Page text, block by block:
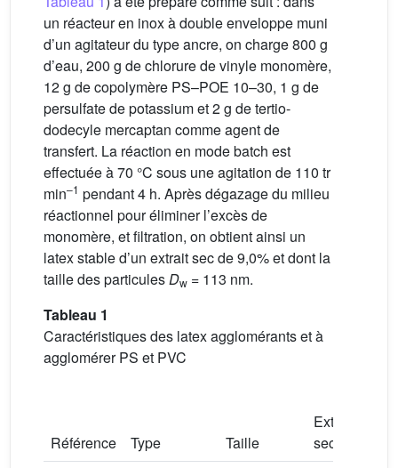
un réacteur en inox à double enveloppe muni
d’un agitateur du type ancre, on charge 800 g
d’eau, 200 g de chlorure de vinyle monomère,
12 g de copolymère PS–POE 10–30, 1 g de
persulfate de potassium et 2 g de tertio-
dodecyle mercaptan comme agent de
transfert. La réaction en mode batch est
effectuée à 70 °C sous une agitation de 110 tr
min–1 pendant 4 h. Après dégazage du milieu
réactionnel pour éliminer l’excès de
monomère, et filtration, on obtient ainsi un
latex stable d’un extrait sec de 9,0% et dont la
taille des particulesDw = 113 nm.
Tableau 1
Caractéristiques des latex agglomérants et à
agglomérer PS et PVC
Référence Type Taille
Extrait
sec%